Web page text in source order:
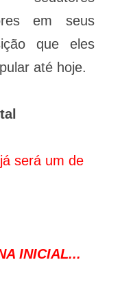
em seus
que eles
até hoje.
será um de
INICIAL...